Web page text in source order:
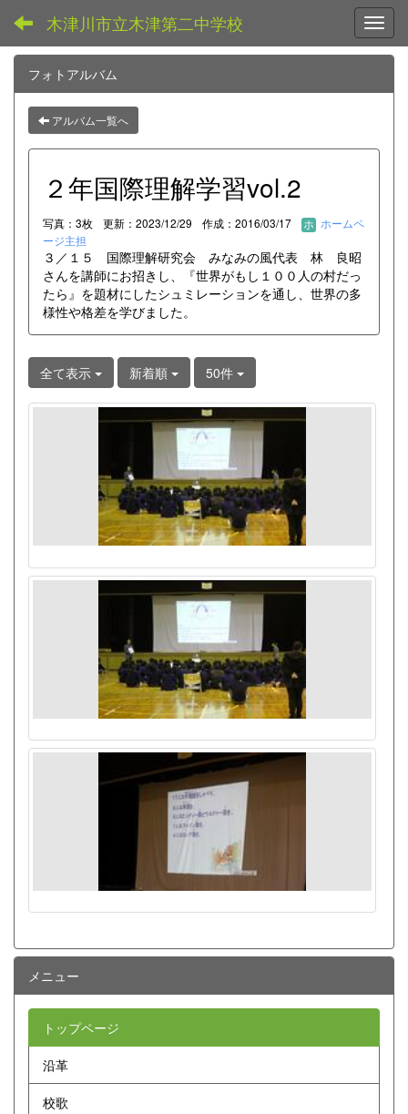
木津川市立木津第二中学校
フォトアルバム
アルバム一覧へ
２年国際理解学習vol.2
写真：3枚 更新：2023/12/29 作成：2016/03/17
ホームペ
ージ主担
３／１５ 国際理解研究会 みなみの風代表 林 良昭
さんを講師にお招きし、『世界がもし１００人の村だっ
たら』を題材にしたシュミレーションを通し、世界の多
様性や格差を学びました。
全て表示 新着順 50件
メニュー
トップページ
沿革
校歌